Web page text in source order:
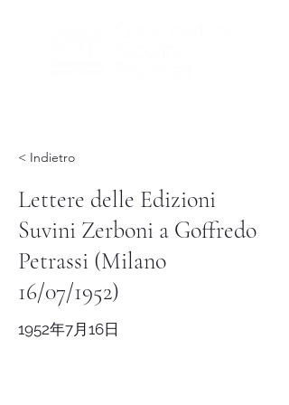
< Indietro
Lettere delle Edizioni
Suvini Zerboni a Goffredo
Petrassi (Milano
16/07/1952)
1952年7月16日